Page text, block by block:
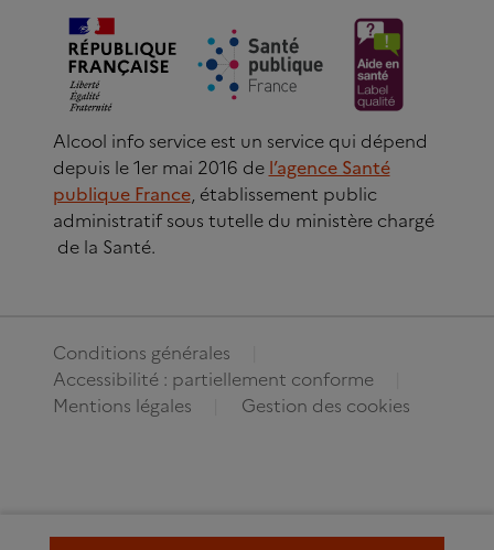
Alcool info service est un service qui dépend
depuis le 1er mai 2016 de l’agence Santé
publique France, établissement public
administratif sous tutelle du ministère chargé
de la Santé.
Conditions générales
Accessibilité : partiellement conforme
Mentions légales
Gestion des cookies